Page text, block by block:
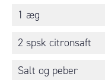
1 æg
2 spsk citronsaft
Salt og peber